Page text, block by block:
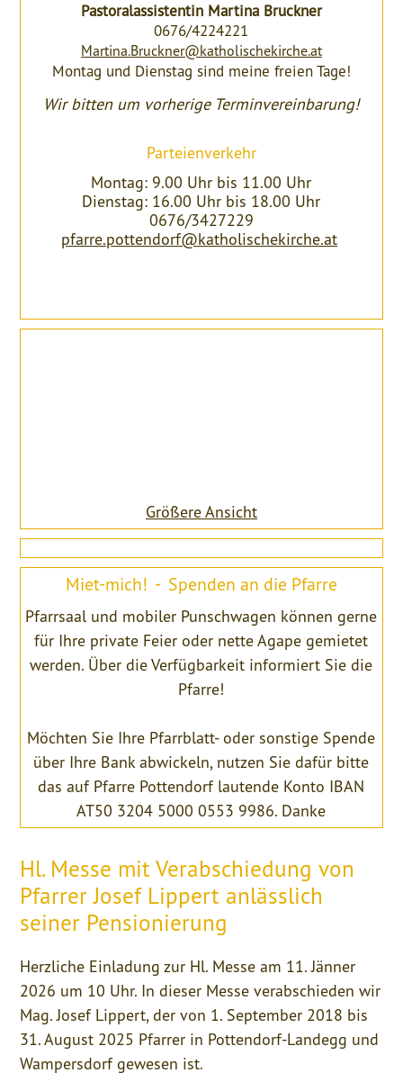
Pastoralassistentin Martina Bruckner
0676/4224221
Martina.Bruckner@katholischekirche.at
Montag und Dienstag sind meine freien Tage!
Wir bitten um vorherige Terminvereinbarung!
Parteienverkehr
Montag: 9.00 Uhr bis 11.00 Uhr
Dienstag: 16.00 Uhr bis 18.00 Uhr
0676/3427229
pfarre.pottendorf@katholischekirche.at
Größere Ansicht
Miet-mich! - Spenden an die Pfarre
Pfarrsaal und mobiler Punschwagen können gerne
für Ihre private Feier oder nette Agape gemietet
werden. Über die Verfügbarkeit informiert Sie die
Pfarre!
Möchten Sie Ihre Pfarrblatt- oder sonstige Spende
über Ihre Bank abwickeln, nutzen Sie dafür bitte
das auf Pfarre Pottendorf lautende Konto IBAN
AT50 3204 5000 0553 9986. Danke
Hl. Messe mit Verabschiedung von
Pfarrer Josef Lippert anlässlich
seiner Pensionierung
Herzliche Einladung zur Hl. Messe am 11. Jänner
2026 um 10 Uhr. In dieser Messe verabschieden wir
Mag. Josef Lippert, der von 1. September 2018 bis
31. August 2025 Pfarrer in Pottendorf-Landegg und
Wampersdorf gewesen ist.